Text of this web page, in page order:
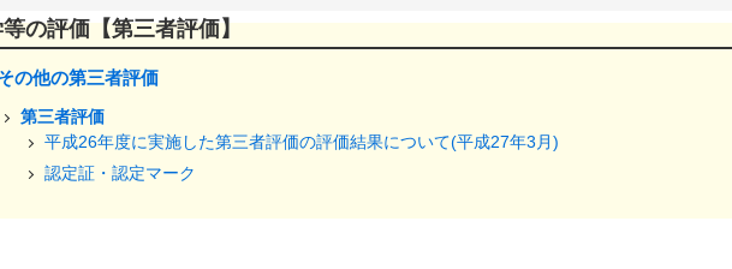
の評価【第三者評価】
の他の第三者評価
第三者評価
平成26年度に実施した第三者評価の評価結果について(平成27年3月)
認定証・認定マーク